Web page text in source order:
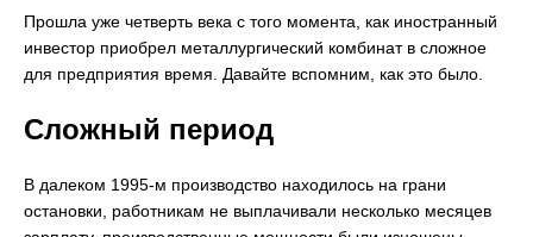
Прошла уже четверть века с того момента, как иностранный
инвестор приобрел металлургический комбинат в сложное
для предприятия время. Давайте вспомним, как это было.
Сложный период
В далеком 1995-м производство находилось на грани
остановки, работникам не выплачивали несколько месяцев